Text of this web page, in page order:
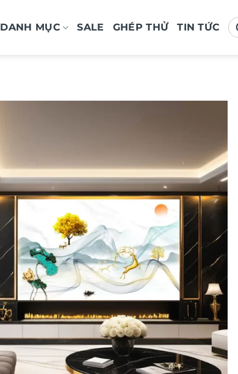
DANH MỤC SALE GHÉP THỬ TIN TỨC